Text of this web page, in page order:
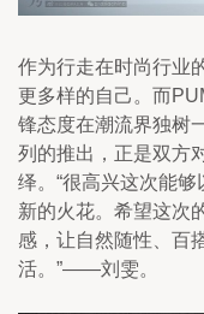
作为行走在时尚行业
更多样的自己。而
锋态度在潮流界独树
列的推出，正是双方
绎。“很高兴这次能
新的火花。希望这次
感，让自然随性、百
活。”——刘雯。